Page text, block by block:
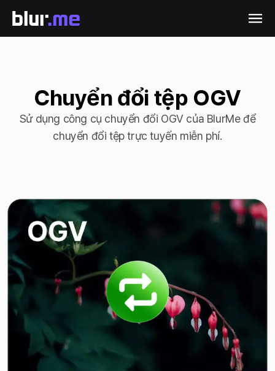
Chuyển đổi tệp OGV
Sử dụng công cụ chuyển đổi OGV của BlurMe để
chuyển đổi tệp trực tuyến miễn phí.